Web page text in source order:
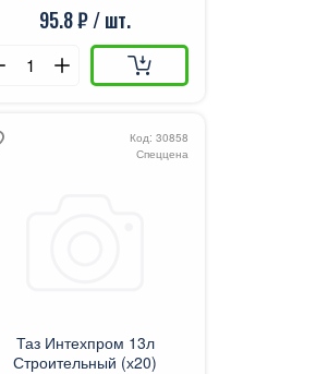
95.8 ₽ / шт.
Код: 30858
Спеццена
Таз Интехпром 13л
Строительный (х20)